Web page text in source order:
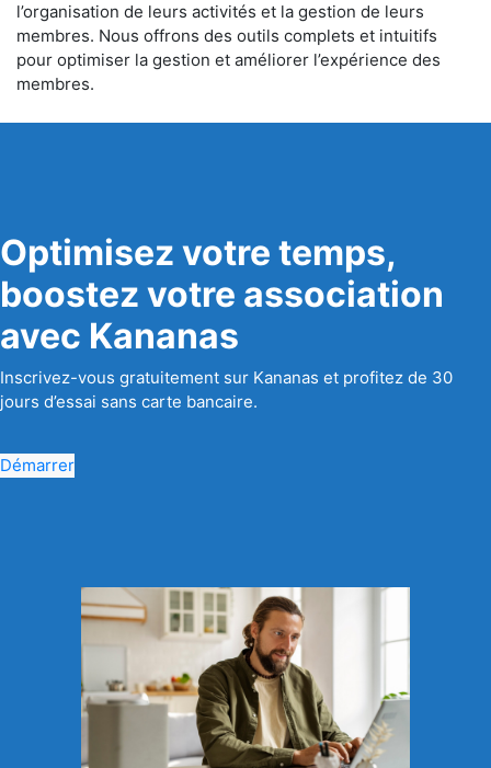
l’organisation de leurs activités et la gestion de leurs
membres. Nous offrons des outils complets et intuitifs
pour optimiser la gestion et améliorer l’expérience des
membres.
Optimisez votre temps,
boostez votre association
avec Kananas
Inscrivez-vous gratuitement sur Kananas et profitez de 30
jours d’essai sans carte bancaire.
Démarrer